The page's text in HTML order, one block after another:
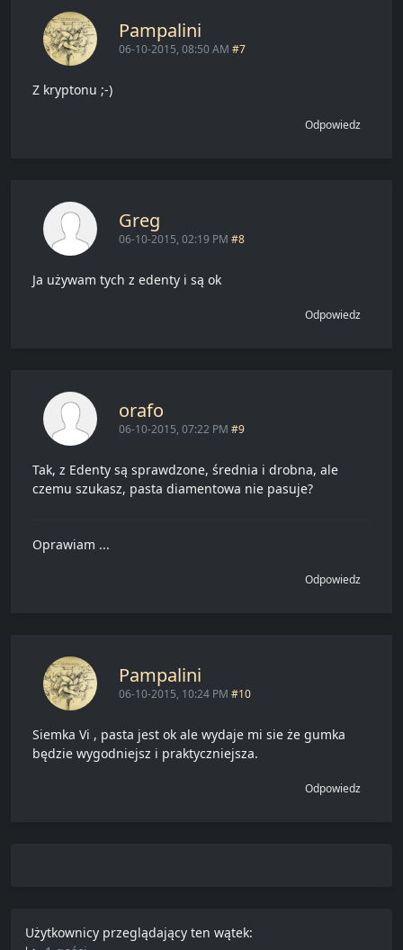
Pampalini
06-10-2015, 08:50 AM #7
Z kryptonu ;-)
Odpowiedz
Greg
06-10-2015, 02:19 PM #8
Ja używam tych z edenty i są ok
Odpowiedz
orafo
06-10-2015, 07:22 PM #9
Tak, z Edenty są sprawdzone, średnia i drobna, ale
czemu szukasz, pasta diamentowa nie pasuje?
Oprawiam ...
Odpowiedz
Pampalini
06-10-2015, 10:24 PM #10
Siemka Vi , pasta jest ok ale wydaje mi sie że gumka
będzie wygodniejsz i praktyczniejsza.
Odpowiedz
Użytkownicy przeglądający ten wątek: